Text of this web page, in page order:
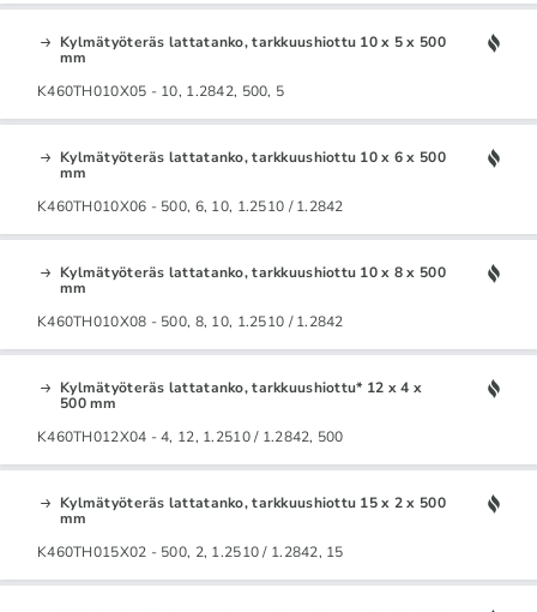
Kylmätyöteräs lattatanko, tarkkuushiottu 10 x 5 x 500
mm
K460TH010X05 - 10, 1.2842, 500, 5
Kylmätyöteräs lattatanko, tarkkuushiottu 10 x 6 x 500
mm
K460TH010X06 - 500, 6, 10, 1.2510 / 1.2842
Kylmätyöteräs lattatanko, tarkkuushiottu 10 x 8 x 500
mm
K460TH010X08 - 500, 8, 10, 1.2510 / 1.2842
Kylmätyöteräs lattatanko, tarkkuushiottu* 12 x 4 x
500 mm
K460TH012X04 - 4, 12, 1.2510 / 1.2842, 500
Kylmätyöteräs lattatanko, tarkkuushiottu 15 x 2 x 500
mm
K460TH015X02 - 500, 2, 1.2510 / 1.2842, 15